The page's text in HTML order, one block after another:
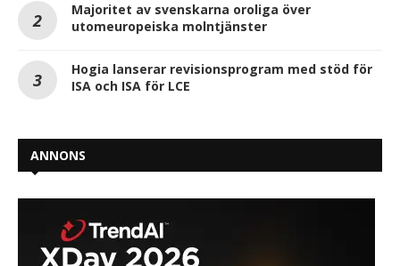
Majoritet av svenskarna oroliga över
utomeuropeiska molntjänster
Hogia lanserar revisionsprogram med stöd för
ISA och ISA för LCE
ANNONS